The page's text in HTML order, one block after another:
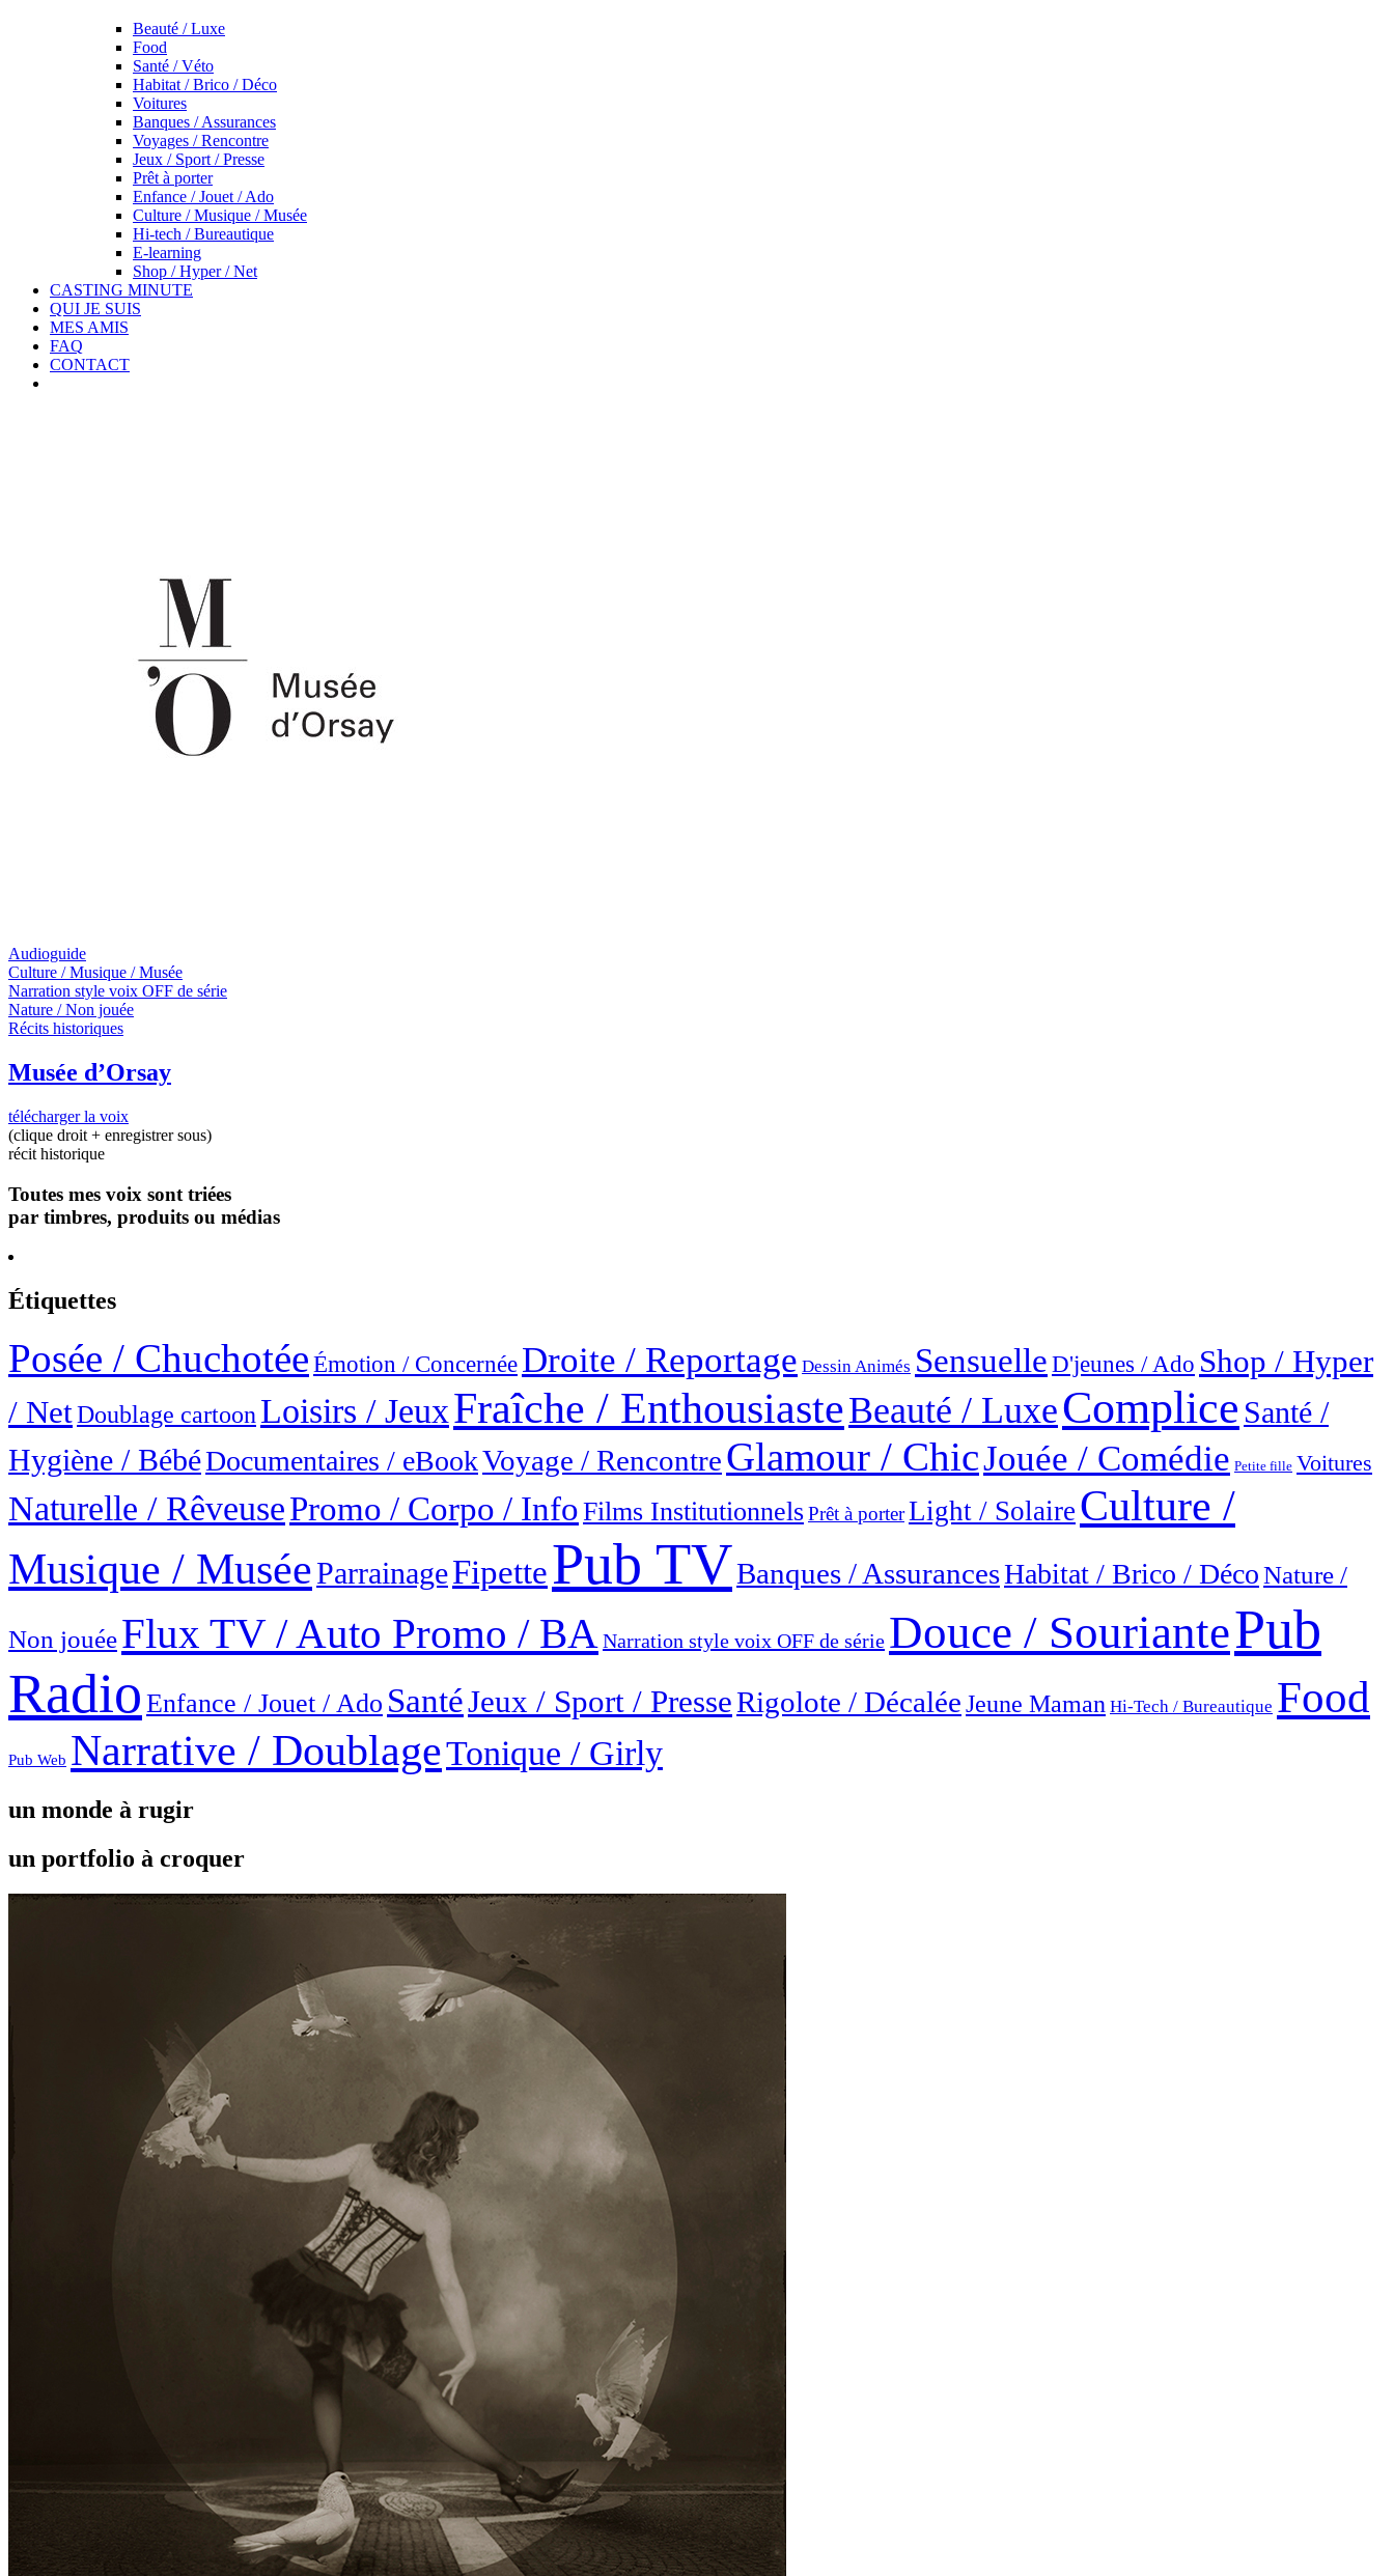
Beauté / Luxe
Food
Santé / Véto
Habitat / Brico / Déco
Voitures
Banques / Assurances
Voyages / Rencontre
Jeux / Sport / Presse
Prêt à porter
Enfance / Jouet / Ado
Culture / Musique / Musée
Hi-tech / Bureautique
E-learning
Shop / Hyper / Net
CASTING MINUTE
QUI JE SUIS
MES AMIS
FAQ
CONTACT
Audioguide
Culture / Musique / Musée
Narration style voix OFF de série
Nature / Non jouée
Récits historiques
Musée d’Orsay
télécharger la voix
(clique droit + enregistrer sous)
récit historique
Toutes mes voix sont triées
par timbres, produits ou médias
Étiquettes
Posée / ChuchotéeÉmotion / ConcernéeDroite / Reportage Dessin Animés Sensuelle D'jeunes / Ado Shop / Hyper
/ NetDoublage cartoon Loisirs / JeuxFraîche / EnthousiasteBeauté / LuxeComplice Santé /
Hygiène / BébéDocumentaires / eBookVoyage / RencontreGlamour / ChicJouée / Comédie Petite fille Voitures
Naturelle / RêveusePromo / Corpo / InfoFilms InstitutionnelsPrêt à porterLight / Solaire Culture /
Musique / MuséeParrainageFipettePub TVBanques / AssurancesHabitat / Brico / DécoNature /
Non jouéeFlux TV / Auto Promo / BANarration style voix OFF de série Douce / SouriantePub
Radio Enfance / Jouet / Ado SantéJeux / Sport / PresseRigolote / DécaléeJeune Maman Hi-Tech / Bureautique Food
Pub Web Narrative / DoublageTonique / Girly
un monde à rugir
un portfolio à croquer